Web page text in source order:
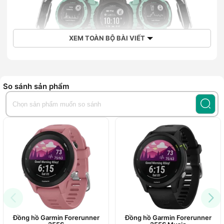
10ATM
Đồng hồ Garmin Instinct 2S, Solar Standard Edition sở hữu
thiết kế hiện đại, khỏe khoắn với kích thước 45 x 45 x 14.5
XEM TOÀN BỘ BÀI VIẾT
So sánh sản phẩm
Đồng hồ Garmin Forerunner
Đồng hồ Garmin Forerunner